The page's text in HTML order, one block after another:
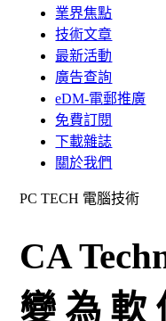
業界焦點
技術文章
最新活動
廣告查詢
eDM-電郵推廣
免費訂閱
下載雜誌
關於我們
PC TECH 電腦技術
CA
變 為 軟